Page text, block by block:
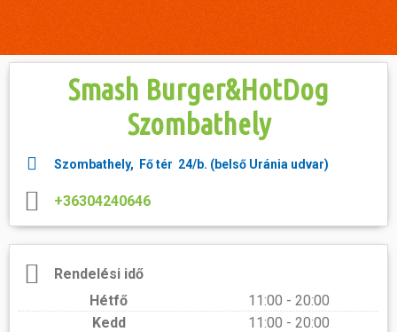
Smash Burger&HotDog
Szombathely
Szombathely, Fő tér 24/b. (belső Uránia udvar)
+36304240646
Rendelési idő
Hétfő
11:00 - 20:00
Kedd
11:00 - 20:00